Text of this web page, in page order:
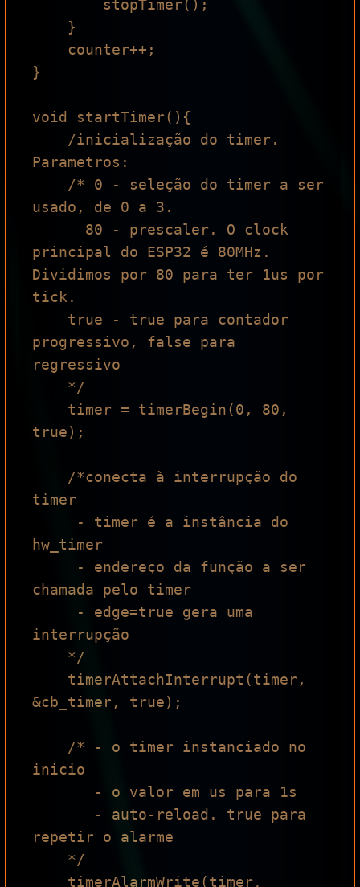
}
void startTimer(){
Parametros:
usado, de 0 a 3.
principal do ESP32 é 80MHz.
Dividimos por 80 para ter 1us por
tick.
progressivo, false para
regressivo
true);
timer
hw_timer
chamada pelo timer
interrupção
&cb_timer, true);
inicio
repetir o alarme